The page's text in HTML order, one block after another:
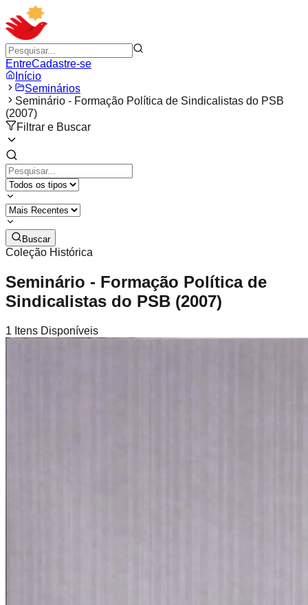
EntreCadastre-se
Início
Seminários
Seminário - Formação Política de Sindicalistas do PSB
(2007)
Filtrar e Buscar
Buscar
Coleção Histórica
Seminário - Formação Política de
Sindicalistas do PSB (2007)
1 Itens Disponíveis